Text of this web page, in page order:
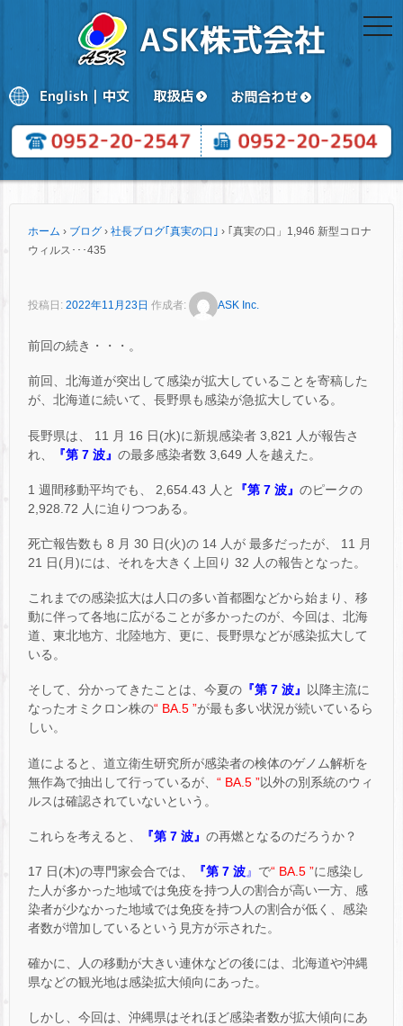
ホーム › ブログ › 社長ブログ｢真実の口｣ › ｢真実の口」1,946 新型コロナ
ウィルス･･･435
投稿日: 2022年11月23日 作成者: ASK Inc.
前回の続き・・・。
前回、北海道が突出して感染が拡大していることを寄稿した
が、北海道に続いて、長野県も感染が急拡大している。
長野県は、 11 月 16 日(水)に新規感染者 3,821 人が報告さ
れ、
『第 7 波』 の最多感染者数 3,649 人を越えた。
1 週間移動平均でも、 2,654.43 人と 『第 7 波』 のピークの
2,928.72 人に迫りつつある。
死亡報告数も 8 月 30 日(火)の 14 人が 最多だったが、 11 月
21 日(月)には、それを大きく上回り 32 人の報告となった。
これまでの感染拡大は人口の多い首都圏などから始まり、移
動に伴って各地に広がることが多かったのが、今回は、北海
道、東北地方、北陸地方、更に、長野県などが感染拡大して
いる。
そして、分かってきたことは、今夏の 『第 7 波』
以降主流に
なったオミクロン株の“ BA.5 ”が最も多い状況が続いているら
しい。
道によると、道立衛生研究所が感染者の検体のゲノム解析を
無作為で抽出して行っているが、 “ BA.5 ”以外の別系統のウィ
ルスは確認されていないという。
これらを考えると、 『第 7 波』 の再燃となるのだろうか？
17 日(木)の専門家会合では、 『第 7 波』 で“ BA.5 ”に感染し
た人が多かった地域では免疫を持つ人の割合が高い一方、感
染者が少なかった地域では免疫を持つ人の割合が低く、感染
者数が増加しているという見方が示された。
確かに、人の移動が大きい連休などの後には、北海道や沖縄
県などの観光地は感染拡大傾向にあった。
しかし、今回は、沖縄県はそれほど感染者数が拡大傾向にあ